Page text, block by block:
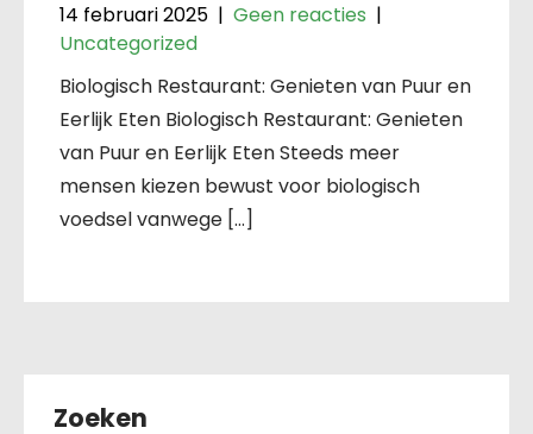
14 februari 2025 | Geen reacties |
Uncategorized
Biologisch Restaurant: Genieten van Puur en
Eerlijk Eten Biologisch Restaurant: Genieten
van Puur en Eerlijk Eten Steeds meer
mensen kiezen bewust voor biologisch
voedsel vanwege […]
Zoeken